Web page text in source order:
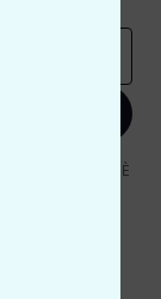
via e-mail. È
Può trovare
guida per la